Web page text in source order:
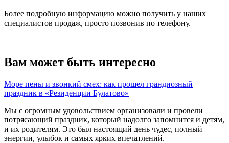
Более подробную информацию можно получить у наших
специалистов продаж, просто позвонив по телефону.
Вам может быть интересно
Море пены и звонкий смех: как прошел грандиозный
праздник в «Резиденции Булатово»
Мы с огромным удовольствием организовали и провели
потрясающий праздник, который надолго запомнится и детям,
и их родителям. Это был настоящий день чудес, полный
энергии, улыбок и самых ярких впечатлений.